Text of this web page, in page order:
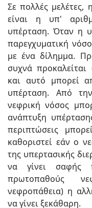
Σε πολλές μελέτες,
είναι η υπ'
υπέρταση. Όταν η
παρεγχυματική
με ένα δίλημμα.
συχνά
και αυτό μπορεί
υπέρταση. Από
νεφρική νόσος
ανάπτυξη
περιπτώσεις
καθοριστεί εάν ο
της υπερτασικής
να γίνει σαφής
πρωτοπαθούς
νεφροπάθεια) η
να γίνει ξεκάθαρη.